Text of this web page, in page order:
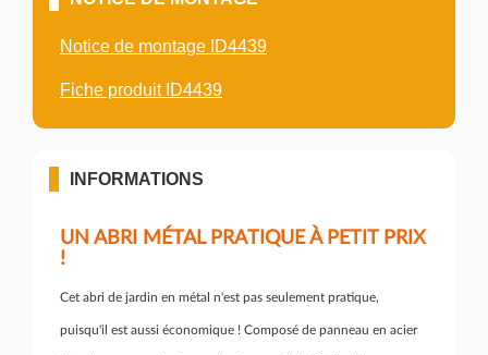
Notice de montage ID4439
Fiche produit ID4439
INFORMATIONS
UN ABRI MÉTAL PRATIQUE À PETIT PRIX
!
Cet abri de jardin en métal n'est pas seulement pratique,
puisqu'il est aussi économique ! Composé de panneau en acier